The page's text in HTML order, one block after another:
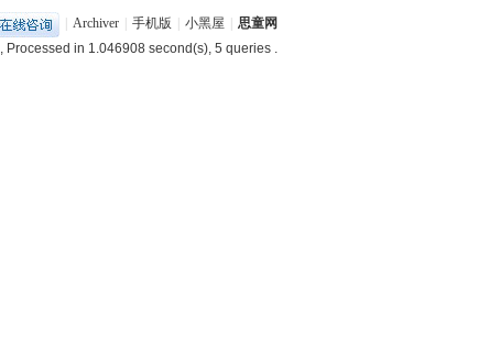
Archiver 手机版 小黑屋
思童网
, Processed in 1.046908 second(s), 5 queries .